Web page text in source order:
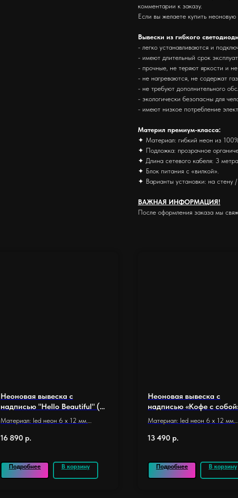
комментарии к заказу.
Если вы желаете купить
Вывески из гибкого
- легко устанавливаются и
- имеют длительный срок
- прочные, не теряют яркости и
- не нагреваются, не содержат
- не требуют дополнительного
- экологически безопасны для
- имеют низкое потребление
Материл премиум-класса:
✦ Материал: гибкий неон из
✦ Подложка: прозрачное
✦ Длина сетевого кабеля: 3
✦ Блок питания с «вилкой».
✦ Варианты установки: на стену
ВАЖНАЯ ИНФОРМАЦИЯ!
После оформления заказа мы
Неоновая вывеска с
надписью "Hello Beautiful" (80
х 58 см.)
Материал: led неон 6 x 12 мм.
Подложка: прямоугольная,
Размер основания: 80 х 58 см.
Длина неона: 5,3 м.
16 890 р.
Подробнее В корзину
Неоновая вывеска с
надписью «Кофе с
форме сердца ( 60 х 50
Материал: led неон 6 x 12 мм.
Размер основания 60 х 50 см.
Количество элементов: 18
13 490 р.
Подробнее В корзину